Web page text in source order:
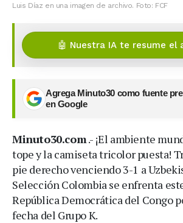
Luis Díaz en una imagen de archivo. Foto: FCF
🤖 Nuestra IA te resume el
Agrega Minuto30 como fuente
en Google
Minuto30.com.- ¡El ambiente
tope y la camiseta tricolor puesta!
pie derecho venciendo 3-1 a
Selección Colombia se enfrenta
República Democrática del Congo
fecha del Grupo K.